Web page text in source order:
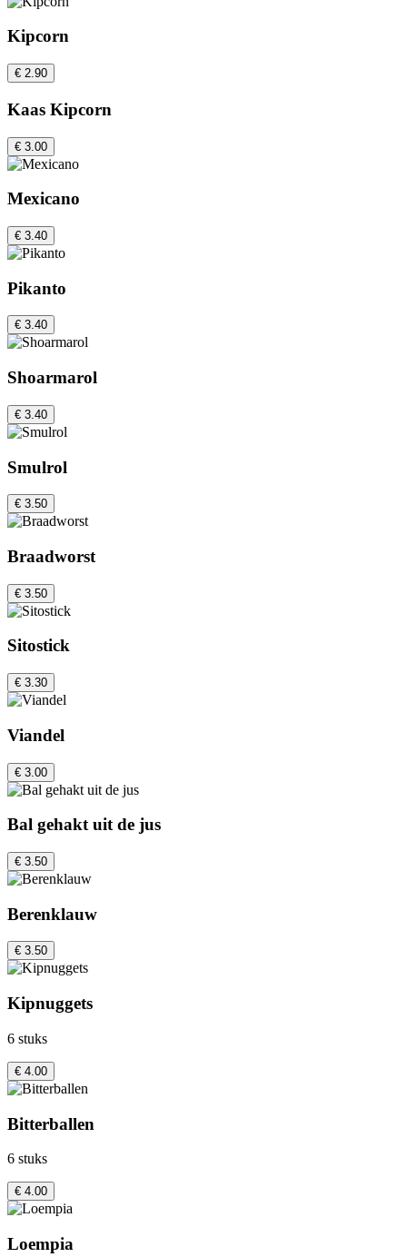
Kipcorn
€ 2.90
Kaas Kipcorn
€ 3.00
Mexicano
€ 3.40
Pikanto
€ 3.40
Shoarmarol
€ 3.40
Smulrol
€ 3.50
Braadworst
€ 3.50
Sitostick
€ 3.30
Viandel
€ 3.00
Bal gehakt uit de jus
€ 3.50
Berenklauw
€ 3.50
Kipnuggets
6 stuks
€ 4.00
Bitterballen
6 stuks
€ 4.00
Loempia